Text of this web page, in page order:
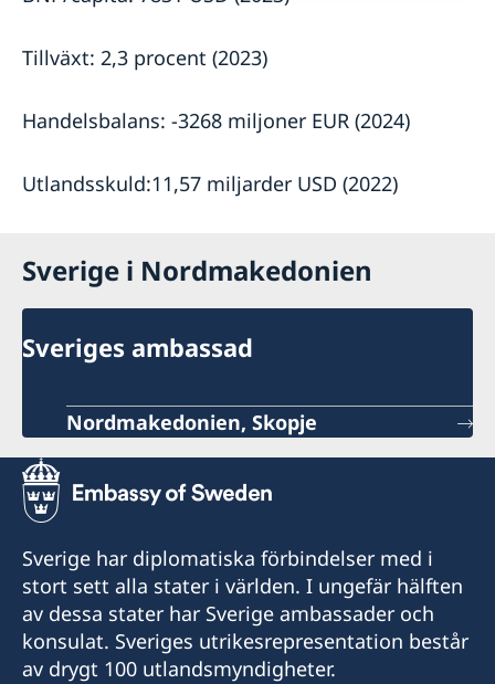
Tillväxt: 2,3 procent (2023)
Handelsbalans: -3268 miljoner EUR (2024)
Utlandsskuld:11,57 miljarder USD (2022)
Sverige i Nordmakedonien
Sveriges ambassad
Nordmakedonien, Skopje
Sverige har diplomatiska förbindelser med i
stort sett alla stater i världen. I ungefär hälften
av dessa stater har Sverige ambassader och
konsulat. Sveriges utrikesrepresentation består
av drygt 100 utlandsmyndigheter.